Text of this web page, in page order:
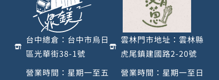
台中總倉：台中市烏日
區光華街38-1號
營業時間：星期一至五
雲林門市地址：雲林縣
虎尾鎮建國路2-20號
營業時間：星期一至日